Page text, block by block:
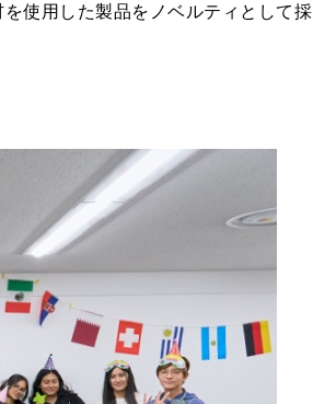
使用した製品をノベルティとして採